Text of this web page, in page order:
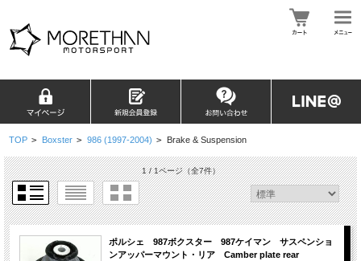
TOP > Boxster > 986 (1997-2004) > Brake & Suspension
1 / 1ページ（全7件）
ポルシェ 987ボクスター 987ケイマン サスペンショ
ンアッパーマウント・リア Camber plate rear